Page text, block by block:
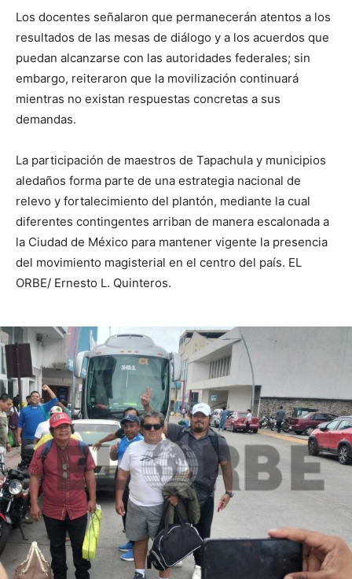
Los docentes señalaron que permanecerán atentos a los
resultados de las mesas de diálogo y a los acuerdos que
puedan alcanzarse con las autoridades federales; sin
embargo, reiteraron que la movilización continuará
mientras no existan respuestas concretas a sus
demandas.
La participación de maestros de Tapachula y municipios
aledaños forma parte de una estrategia nacional de
relevo y fortalecimiento del plantón, mediante la cual
diferentes contingentes arriban de manera escalonada a
la Ciudad de México para mantener vigente la presencia
del movimiento magisterial en el centro del país. EL
ORBE/ Ernesto L. Quinteros.